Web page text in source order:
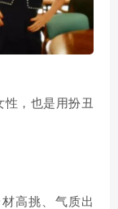
性，也是用扮丑
高挑、气质出